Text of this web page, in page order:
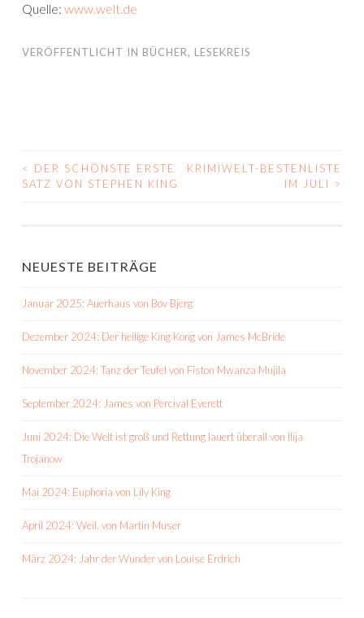
Quelle: www.welt.de
VERÖFFENTLICHT IN BÜCHER, LESEKREIS
BEITRAGS-
<
DER SCHÖNSTE ERSTE
SATZ VON STEPHEN KING
KRIMIWELT-BESTENLISTE
IM JULI
>
NEUESTE BEITRÄGE
Januar 2025: Auerhaus von Bov Bjerg
Dezember 2024: Der heilige King Kong von James McBride
November 2024: Tanz der Teufel von Fiston Mwanza Mujila
September 2024: James von Percival Everett
Juni 2024: Die Welt ist groß und Rettung lauert überall von Ilija
Trojanow
Mai 2024: Euphoria von Lily King
April 2024: Weil. von Martin Muser
März 2024: Jahr der Wunder von Louise Erdrich